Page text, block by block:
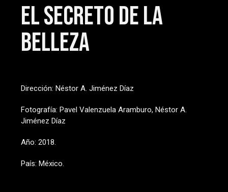
El secreto de la
Belleza
Dirección: Néstor A. Jiménez Díaz
Fotografía: Pavel Valenzuela Aramburo, Néstor A.
Jiménez Díaz
Año: 2018.
País: México.